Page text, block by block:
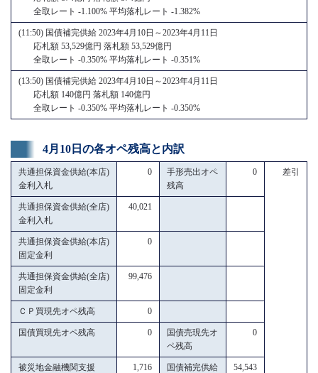
全取レート -1.100% 平均落札レート -1.382%
(11:50) 国債補完供給 2023年4月10日～2023年4月11日
応札額 53,529億円 落札額 53,529億円
全取レート -0.350% 平均落札レート -0.351%
(13:50) 国債補完供給 2023年4月10日～2023年4月11日
応札額 140億円 落札額 140億円
全取レート -0.350% 平均落札レート -0.350%
4月10日の各オペ残高と内訳
共通担保資金供給(本店)
金利入札
0
手形売出オペ
残高
0 差引
共通担保資金供給(全店)
金利入札
40,021
共通担保資金供給(本店)
固定金利
0
共通担保資金供給(全店)
固定金利
99,476
ＣＰ買現先オペ残高 0
国債買現先オペ残高 0
国債売現先オ
ペ残高
0
被災地金融機関支援 1,716
国債補完供給
54,543